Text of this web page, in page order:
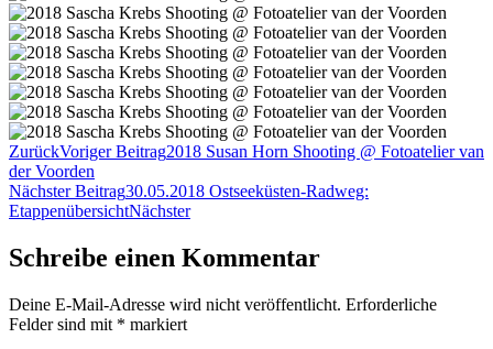
ZurückVoriger Beitrag2018 Susan Horn Shooting @ Fotoatelier van
der Voorden
Nächster Beitrag30.05.2018 Ostseeküsten-Radweg:
EtappenübersichtNächster
Schreibe einen Kommentar
Deine E-Mail-Adresse wird nicht veröffentlicht. Erforderliche
Felder sind mit * markiert